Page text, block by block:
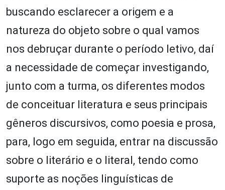
buscando esclarecer a origem e a
natureza do objeto sobre o qual vamos
nos debruçar durante o período letivo, daí
a necessidade de começar investigando,
junto com a turma, os diferentes modos
de conceituar literatura e seus principais
gêneros discursivos, como poesia e prosa,
para, logo em seguida, entrar na discussão
sobre o literário e o literal, tendo como
suporte as noções linguísticas de